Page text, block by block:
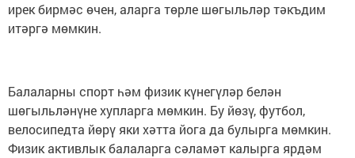
ирек бирмәс өчен, аларга төрле шөгыльләр тәкъдим
итәргә мөмкин.
Балаларны спорт һәм физик күнегүләр белән
шөгыльләнүне хупларга мөмкин. Бу йөзү, футбол,
велосипедта йөрү яки хәтта йога да булырга мөмкин.
Физик активлык балаларга сәламәт калырга ярдәм